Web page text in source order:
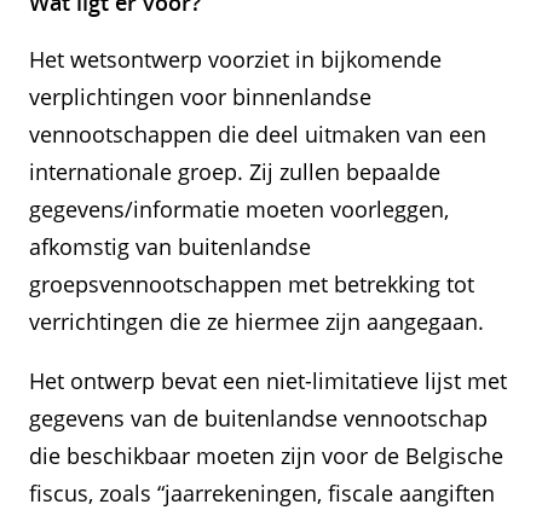
Het wetsontwerp voorziet in bijkomende
verplichtingen voor binnenlandse
vennootschappen die deel uitmaken van een
internationale groep. Zij zullen bepaalde
gegevens/informatie moeten voorleggen,
afkomstig van buitenlandse
groepsvennootschappen met betrekking tot
verrichtingen die ze hiermee zijn aangegaan.
Het ontwerp bevat een niet-limitatieve lijst met
gegevens van de buitenlandse vennootschap
die beschikbaar moeten zijn voor de Belgische
fiscus, zoals “jaarrekeningen, fiscale aangiften